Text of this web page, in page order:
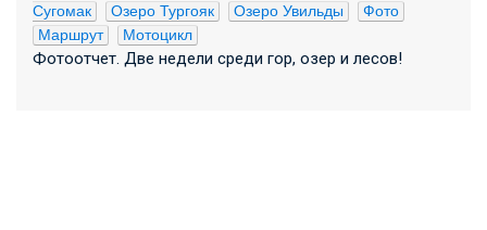
Сугомак
Озеро Тургояк Озеро Увильды
Фото
Маршрут
Мотоцикл
Фотоотчет. Две недели среди гор, озер и лесов!